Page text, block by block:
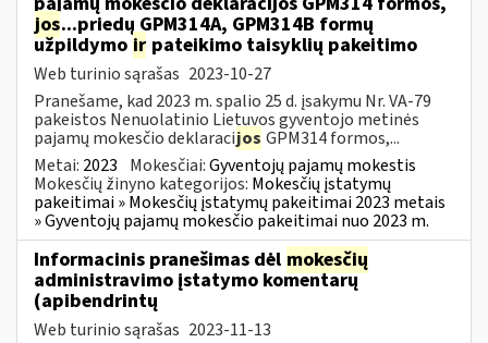
jos...priedų GPM314A, GPM314B formų
užpildymo ir pateikimo taisyklių pakeitimo
Web turinio sąrašas 2023-10-27
Pranešame, kad 2023 m. spalio 25 d. įsakymu Nr. VA-79
pakeistos Nenuolatinio Lietuvos gyventojo metinės
pajamų mokesčio deklaracijos GPM314 formos,...
Metai: 2023 Mokesčiai:Gyventojų pajamų mokestis
Mokesčių žinyno kategorijos: Mokesčių įstatymų
pakeitimai » Mokesčių įstatymų pakeitimai 2023 metais
» Gyventojų pajamų mokesčio pakeitimai nuo 2023 m.
Informacinis pranešimas dėl mokesčių
administravimo įstatymo komentarų
(apibendrintų
Web turinio sąrašas 2023-11-13